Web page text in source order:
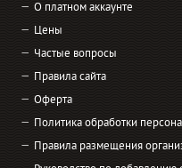
О платном аккаунте
Цены
Частые вопросы
Правила сайта
Оферта
Политика обработки
Правила размещения